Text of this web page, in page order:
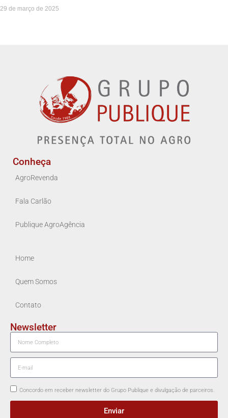
29 de março de 2025
Conheça
AgroRevenda
Fala Carlão
Publique AgroAgência
Home
Quem Somos
Contato
Newsletter
Concordo em receber newsletter do Grupo Publique e divulgação de parceiros.
Enviar